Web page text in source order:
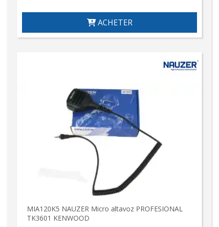
ACHETER
MIA120K5 NAUZER Micro altavoz PROFESIONAL
TK3601 KENWOOD